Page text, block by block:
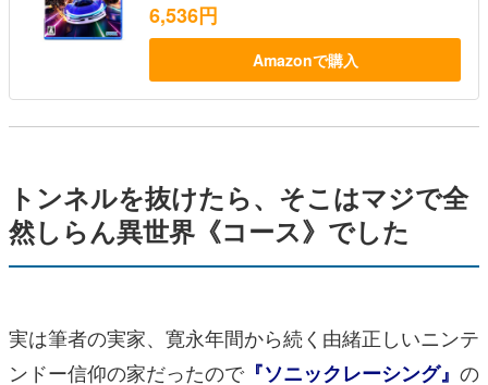
6,536円
Amazonで購入
トンネルを抜けたら、そこはマジで全
然しらん異世界《コース》でした
実は筆者の実家、寛永年間から続く由緒正しいニンテ
ンドー信仰の家だったので『ソニックレーシング』 の